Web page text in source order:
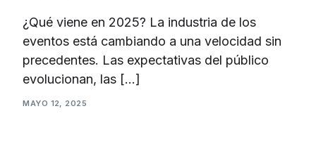
¿Qué viene en 2025? La industria de los
eventos está cambiando a una velocidad sin
precedentes. Las expectativas del público
evolucionan, las […]
MAYO 12, 2025